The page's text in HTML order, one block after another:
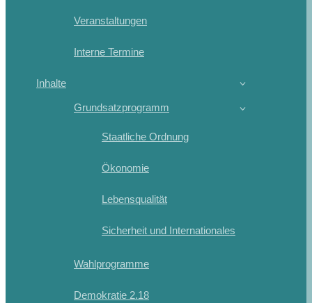
Veranstaltungen
Interne Termine
Inhalte
Grundsatzprogramm
Staatliche Ordnung
Ökonomie
Lebensqualität
Sicherheit und Internationales
Wahlprogramme
Demokratie 2.18